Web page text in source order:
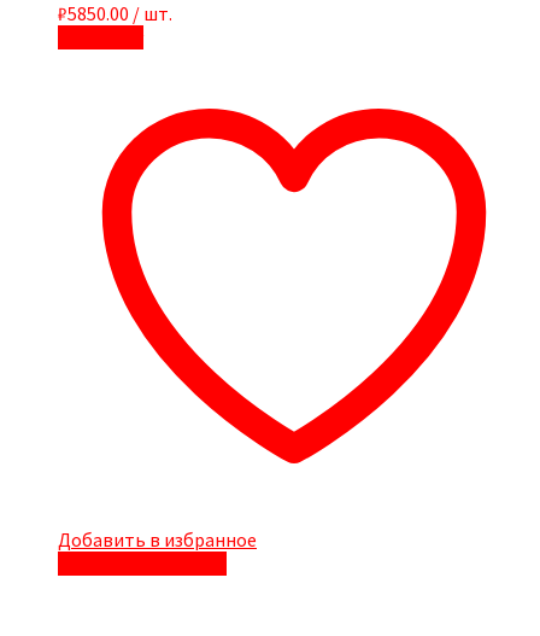
₽5850.00 / шт.
Добавить в избранное